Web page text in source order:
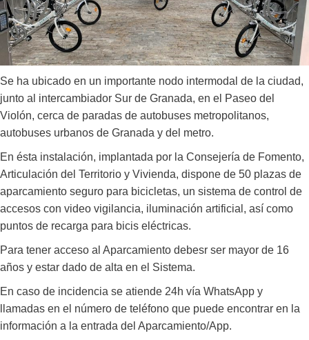
Se ha ubicado en un importante nodo intermodal de la ciudad,
junto al intercambiador Sur de Granada, en el Paseo del
Violón, cerca de paradas de autobuses metropolitanos,
autobuses urbanos de Granada y del metro.
En ésta instalación, implantada por la Consejería de Fomento,
Articulación del Territorio y Vivienda, dispone de 50 plazas de
aparcamiento seguro para bicicletas, un sistema de control de
accesos con video vigilancia, iluminación artificial, así como
puntos de recarga para bicis eléctricas.
Para tener acceso al Aparcamiento debesr ser mayor de 16
años y estar dado de alta en el Sistema.
En caso de incidencia se atiende 24h vía WhatsApp y
llamadas en el número de teléfono que puede encontrar en la
información a la entrada del Aparcamiento/App.